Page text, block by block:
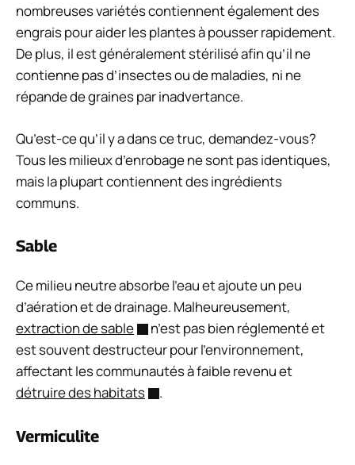
nombreuses variétés contiennent également des
engrais pour aider les plantes à pousser rapidement.
De plus, il est généralement stérilisé afin qu’il ne
contienne pas d’insectes ou de maladies, ni ne
répande de graines par inadvertance.
Qu’est-ce qu’il y a dans ce truc, demandez-vous?
Tous les milieux d’enrobage ne sont pas identiques,
mais la plupart contiennent des ingrédients
communs.
Sable
Ce milieu neutre absorbe l’eau et ajoute un peu
d’aération et de drainage. Malheureusement,
extraction de sable
n’est pas bien réglementé et
est souvent destructeur pour l’environnement,
affectant les communautés à faible revenu et
détruire des habitats
.
Vermiculite